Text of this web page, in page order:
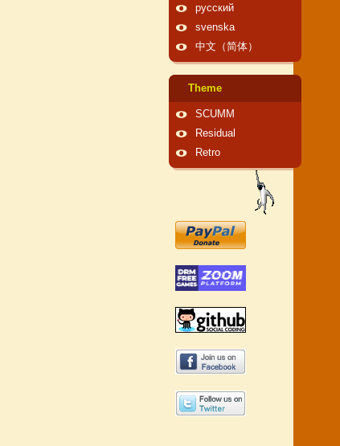
русский
svenska
中文（简体）
Theme
SCUMM
Residual
Retro